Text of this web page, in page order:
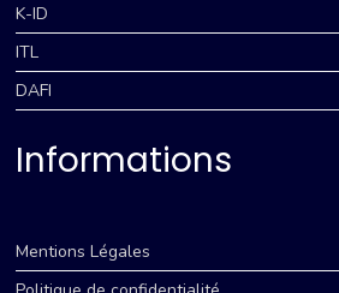
K-ID
ITL
DAFI
Informations
Mentions Légales